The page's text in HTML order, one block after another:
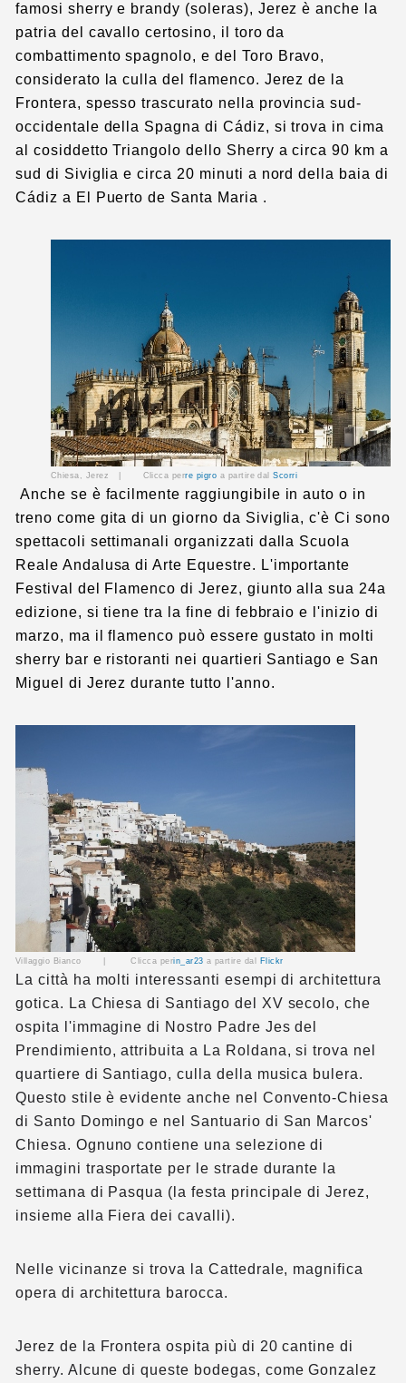
famosi sherry e brandy (soleras), Jerez è anche la
patria del cavallo certosino, il toro da
combattimento spagnolo, e del Toro Bravo,
considerato la culla del flamenco. Jerez de la
Frontera, spesso trascurato nella provincia sud-
occidentale della Spagna di Cádiz, si trova in cima
al cosiddetto Triangolo dello Sherry a circa 90 km a
sud di Siviglia e circa 20 minuti a nord della baia di
Cádiz a El Puerto de Santa Maria .
Chiesa, Jerez | Clicca perre pigro a partire dal Scorri
Anche se è facilmente raggiungibile in auto o in
treno come gita di un giorno da Siviglia, c'è Ci sono
spettacoli settimanali organizzati dalla Scuola
Reale Andalusa di Arte Equestre. L'importante
Festival del Flamenco di Jerez, giunto alla sua 24a
edizione, si tiene tra la fine di febbraio e l'inizio di
marzo, ma il flamenco può essere gustato in molti
sherry bar e ristoranti nei quartieri Santiago e San
Miguel di Jerez durante tutto l'anno.
Villaggio Bianco |Clicca perin_ar23 a partire dal Flickr
La città ha molti interessanti esempi di architettura
gotica. La Chiesa di Santiago del XV secolo, che
ospita l'immagine di Nostro Padre Jes del
Prendimiento, attribuita a La Roldana, si trova nel
quartiere di Santiago, culla della musica bulera.
Questo stile è evidente anche nel Convento-Chiesa
di Santo Domingo e nel Santuario di San Marcos'
Chiesa. Ognuno contiene una selezione di
immagini trasportate per le strade durante la
settimana di Pasqua (la festa principale di Jerez,
insieme alla Fiera dei cavalli).
Nelle vicinanze si trova la Cattedrale, magnifica
opera di architettura barocca.
Jerez de la Frontera ospita più di 20 cantine di
sherry. Alcune di queste bodegas, come Gonzalez